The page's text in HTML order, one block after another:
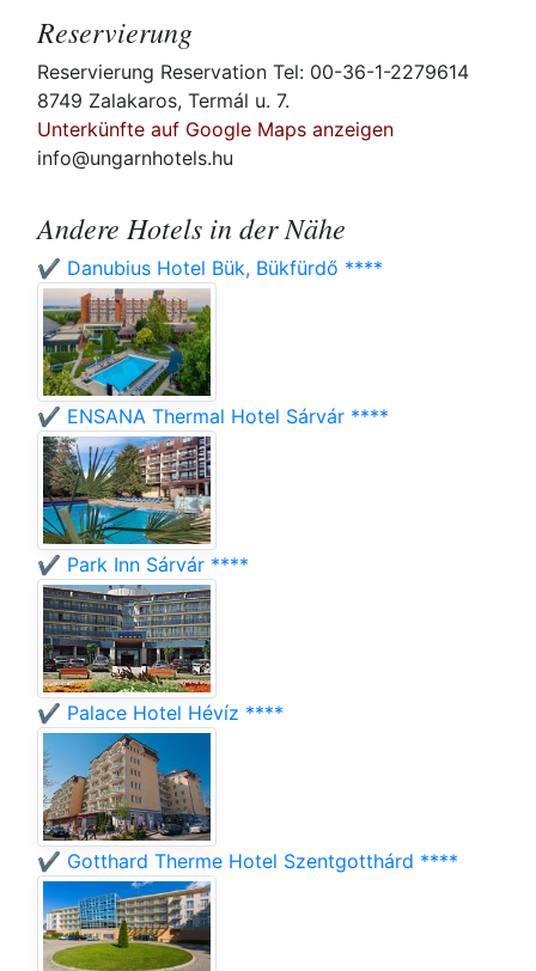
Reservierung
Reservierung Reservation Tel: 00-36-1-2279614
8749 Zalakaros, Termál u. 7.
Unterkünfte auf Google Maps anzeigen
info@ungarnhotels.hu
Andere Hotels in der Nähe
✔️ Danubius Hotel Bük, Bükfürdő ****
✔️ ENSANA Thermal Hotel Sárvár ****
✔️ Park Inn Sárvár ****
✔️ Palace Hotel Hévíz ****
✔️ Gotthard Therme Hotel Szentgotthárd ****